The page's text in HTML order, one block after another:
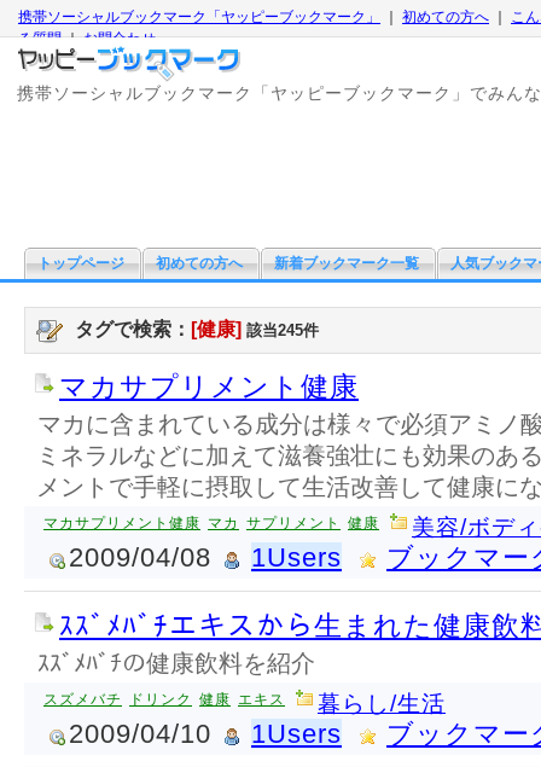
携帯ソーシャルブックマーク「ヤッピーブックマーク」 初めての方へ
こ
る質問｜お問合わせ
携帯ソーシャルブックマーク「ヤッピーブックマーク」でみん
トップページ 初めての方へ 新着ブックマーク一覧 人気ブックマ
タグで検索： [健康] 該当245件
マカサプリメント健康
マカに含まれている成分は様々で必須アミノ
ミネラルなどに加えて滋養強壮にも効果のあ
メントで手軽に摂取して生活改善して健康に
マカサプリメント健康 マカ サプリメント 健康 美容/ボデ
2009/04/08 1Users ブックマー
ｽｽﾞﾒﾊﾞﾁエキスから生まれた健康飲
ｽｽﾞﾒﾊﾞﾁの健康飲料を紹介
スズメバチ ドリンク 健康 エキス 暮らし/生活
2009/04/10 1Users ブックマー